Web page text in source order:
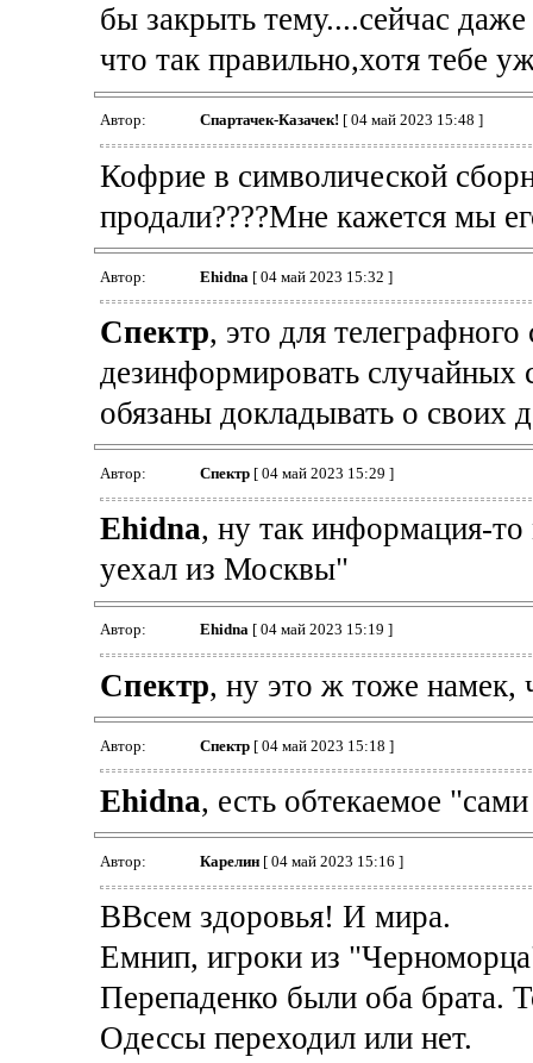
бы закрыть тему....сейчас
что так правильно,хотя тебе
Автор: Спартачек-Казачек! [ 04 май 2023 15:48 ]
Кофрие в символической
продали????Мне кажется мы
Автор: Ehidna [ 04 май 2023 15:32 ]
Спектр, это для
дезинформировать случайных
обязаны докладывать о своих
Автор: Спектр[ 04 май 2023 15:29 ]
Ehidna, ну так информация-
уехал из Москвы"
Автор: Ehidna[ 04 май 2023 15:19 ]
Спектр, ну это ж тоже намек,
Автор: Спектр[ 04 май 2023 15:18 ]
Ehidna, есть обтекаемое
Автор: Карелин[ 04 май 2023 15:16 ]
ВВсем здоровья! И мира.
Емнип, игроки из
Перепаденко были оба брата.
Одессы переходил или нет.